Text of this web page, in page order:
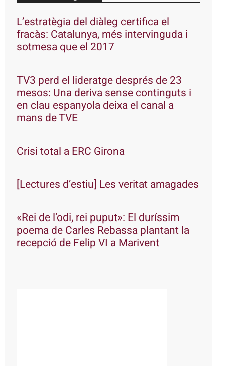
L’estratègia del diàleg certifica el
fracàs: Catalunya, més intervinguda i
sotmesa que el 2017
TV3 perd el lideratge després de 23
mesos: Una deriva sense continguts i
en clau espanyola deixa el canal a
mans de TVE
Crisi total a ERC Girona
[Lectures d’estiu] Les veritat amagades
«Rei de l’odi, rei puput»: El duríssim
poema de Carles Rebassa plantant la
recepció de Felip VI a Marivent